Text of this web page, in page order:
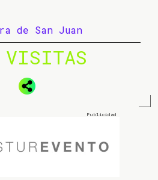
de San Juan